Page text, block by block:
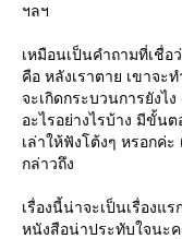
ฯลฯ
เหมือนเป็นคำถามที่เชื่
คือ หลังเราตาย เขาจะ
จะเกิดกระบวนการยังไ
อะไรอย่างไรบ้าง มีขั้น
เล่าให้ฟังโต้งๆ หรอกค่
กล่าวถึง
เรื่องนี้น่าจะเป็นเรื่อง
หนังสือน่าประทับใจนะค